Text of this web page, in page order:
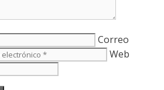
Correo
Web